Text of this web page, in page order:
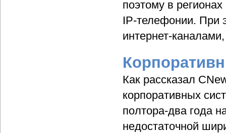
поэтому в
IP-телефонии. При
интернет-
Как рассказал
корпоративных
полтора-два года
недостаточной